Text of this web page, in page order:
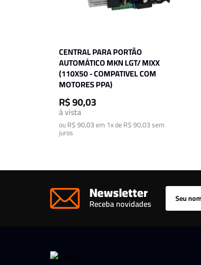
CENTRAL PARA PORTÃO
AUTOMÁTICO MKN LGT/ MIXX
(110X50 - COMPATIVEL COM
MOTORES PPA)
R$ 90,03
à vista
ouR$ 90,03em1x de R$ 90,03sem
juros
Newsletter
Receba novidades